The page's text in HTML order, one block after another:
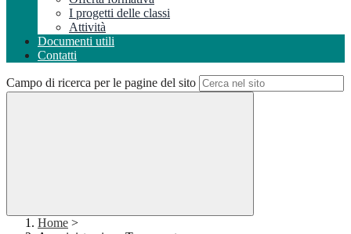
I progetti delle classi
Attività
Documenti utili
Contatti
Campo di ricerca per le pagine del sito
Home >